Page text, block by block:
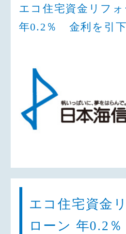
エコ住宅資金リフ
年0.2％ 金利を引
エコ住宅資金
ローン 年0.2